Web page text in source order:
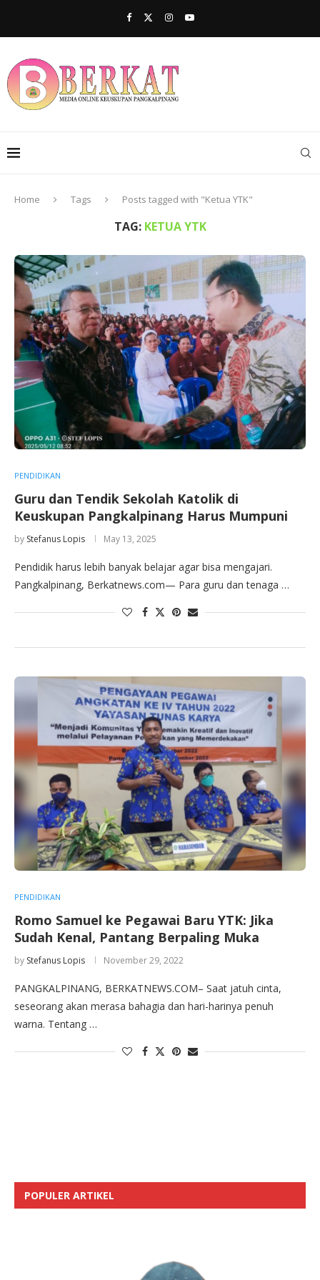
Home Tags Posts tagged with "Ketua YTK"
TAG: KETUA YTK
PENDIDIKAN
Guru dan Tendik Sekolah Katolik di
Keuskupan Pangkalpinang Harus Mumpuni
by Stefanus Lopis May 13, 2025
Pendidik harus lebih banyak belajar agar bisa mengajari.
Pangkalpinang, Berkatnews.com— Para guru dan tenaga …
PENDIDIKAN
Romo Samuel ke Pegawai Baru YTK: Jika
Sudah Kenal, Pantang Berpaling Muka
by Stefanus Lopis November 29, 2022
PANGKALPINANG, BERKATNEWS.COM– Saat jatuh cinta,
seseorang akan merasa bahagia dan hari-harinya penuh
warna. Tentang …
POPULER ARTIKEL